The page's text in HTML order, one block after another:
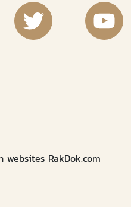
Instagram
RakDok Twitter Rakdok
RakDok.com